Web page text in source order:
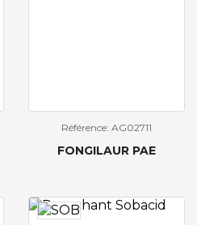
Référence: AG02711
FONGILAUR PAE